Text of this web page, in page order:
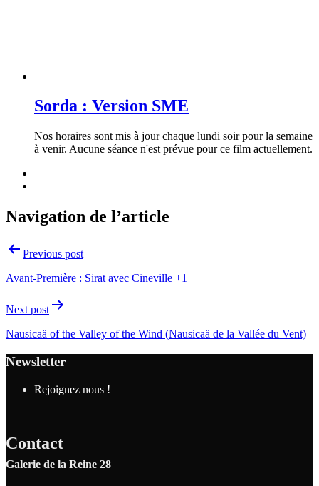
Sorda : Version SME
Nos horaires sont mis à jour chaque lundi soir pour la semaine
à venir. Aucune séance n'est prévue pour ce film actuellement.
Navigation de l’article
Previous post
Avant-Première : Sirat avec Cineville +1
Next post
Nausicaä of the Valley of the Wind (Nausicaä de la Vallée du Vent)
Newsletter
Rejoignez nous !
Contact
Galerie de la Reine 28